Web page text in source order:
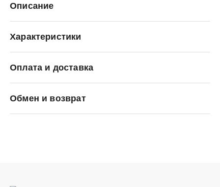
Описание
Характеристики
Оплата и доставка
Обмен и возврат